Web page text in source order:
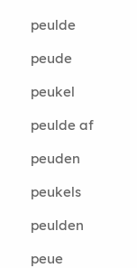
peulde
peude
peukel
peulde af
peuden
peukels
peulden
peue